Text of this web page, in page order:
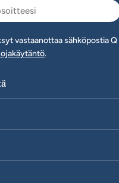
vastaanottaa sähköpostia
.